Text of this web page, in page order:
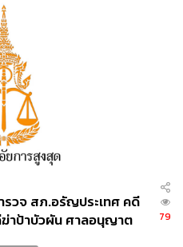
วจ สภ.อรัญประเทศ คดี
าป้าบัวผัน ศาลอนุญาต
79